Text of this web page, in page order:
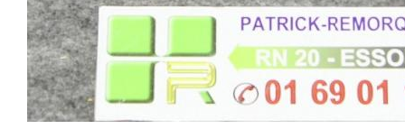
roue.Caractéristiques de l'anneau pour sangles de roue
:Diamètre extérieur : 37Diamètre intérieur : 20Pour
boulon de 8Poids avec boulon et rondelle : 72
gRéférence : 250.286Expédition possible.